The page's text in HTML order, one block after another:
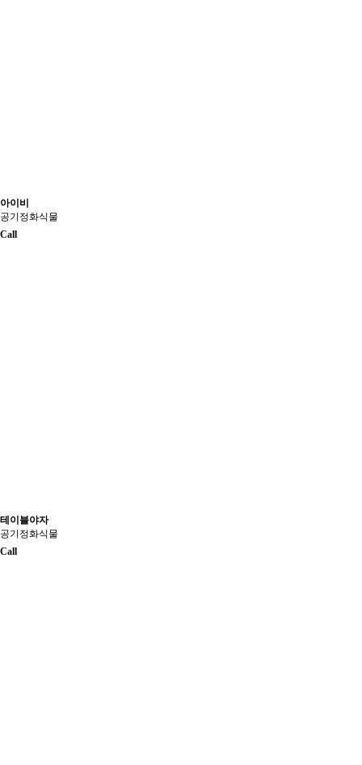
아이비
공기정화식물
Call
테이블야자
공기정화식물
Call